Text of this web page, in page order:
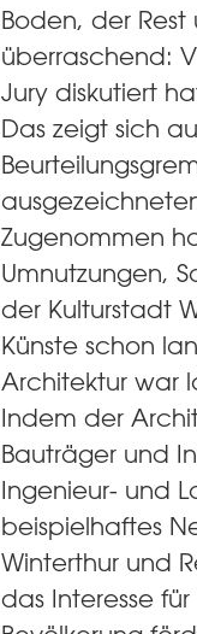
Boden, der
überraschend:
Jury diskutiert
Das zeigt sich
Zugenommen
Umnutzungen,
der Kulturstadt
Künste schon
Architektur war
Indem der
Bauträger und
Ingenieur- und
beispielhaftes
Winterthur und
das Interesse